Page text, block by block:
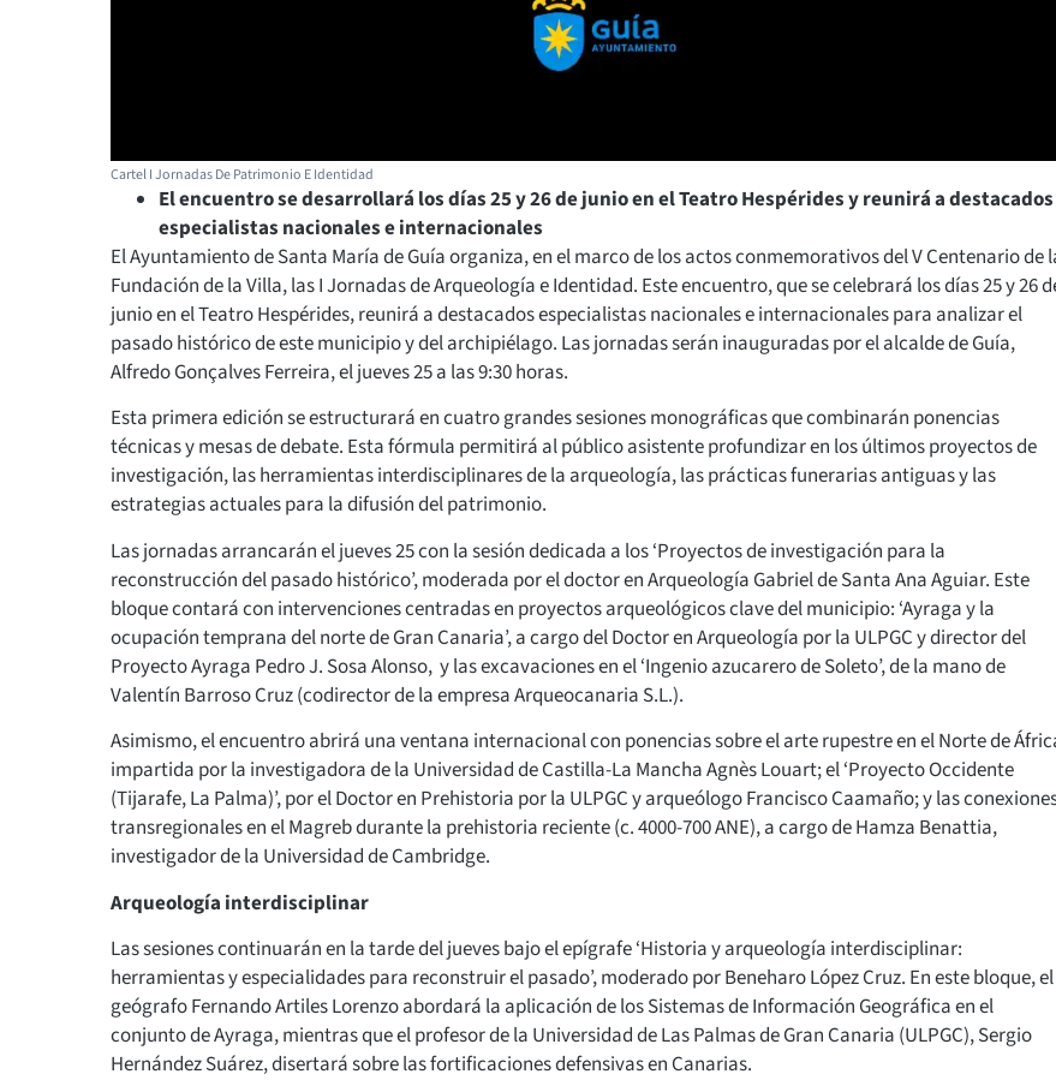
Cartel I Jornadas De Patrimonio E Identidad
El encuentro se desarrollará los días 25 y 26 de junio en el Teatro Hespérides y reunirá a destacados
especialistas nacionales e internacionales
El Ayuntamiento de Santa María de Guía organiza, en el marco de los actos conmemorativos del V Centenario de
Fundación de la Villa, las I Jornadas de Arqueología e Identidad. Este encuentro, que se celebrará los días 25 y 26
junio en el Teatro Hespérides, reunirá a destacados especialistas nacionales e internacionales para analizar el
pasado histórico de este municipio y del archipiélago. Las jornadas serán inauguradas por el alcalde de Guía,
Alfredo Gonçalves Ferreira, el jueves 25 a las 9:30 horas.
Esta primera edición se estructurará en cuatro grandes sesiones monográficas que combinarán ponencias
técnicas y mesas de debate. Esta fórmula permitirá al público asistente profundizar en los últimos proyectos de
investigación, las herramientas interdisciplinares de la arqueología, las prácticas funerarias antiguas y las
estrategias actuales para la difusión del patrimonio.
Las jornadas arrancarán el jueves 25 con la sesión dedicada a los ‘Proyectos de investigación para la
reconstrucción del pasado histórico’, moderada por el doctor en Arqueología Gabriel de Santa Ana Aguiar. Este
bloque contará con intervenciones centradas en proyectos arqueológicos clave del municipio: ‘Ayraga y la
ocupación temprana del norte de Gran Canaria’, a cargo del Doctor en Arqueología por la ULPGC y director del
Proyecto Ayraga Pedro J. Sosa Alonso, y las excavaciones en el ‘Ingenio azucarero de Soleto’, de la mano de
Valentín Barroso Cruz (codirector de la empresa Arqueocanaria S.L.).
Asimismo, el encuentro abrirá una ventana internacional con ponencias sobre el arte rupestre en el Norte de
impartida por la investigadora de la Universidad de Castilla-La Mancha Agnès Louart; el ‘Proyecto Occidente
(Tijarafe, La Palma)’, por el Doctor en Prehistoria por la ULPGC y arqueólogo Francisco Caamaño; y las
transregionales en el Magreb durante la prehistoria reciente (c. 4000-700 ANE), a cargo de Hamza Benattia,
investigador de la Universidad de Cambridge.
Arqueología interdisciplinar
Las sesiones continuarán en la tarde del jueves bajo el epígrafe ‘Historia y arqueología interdisciplinar:
herramientas y especialidades para reconstruir el pasado’, moderado por Beneharo López Cruz. En este bloque, el
geógrafo Fernando Artiles Lorenzo abordará la aplicación de los Sistemas de Información Geográfica en el
conjunto de Ayraga, mientras que el profesor de la Universidad de Las Palmas de Gran Canaria (ULPGC), Sergio
Hernández Suárez, disertará sobre las fortificaciones defensivas en Canarias.